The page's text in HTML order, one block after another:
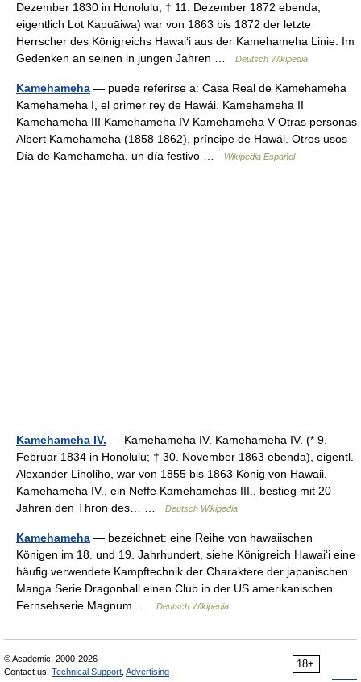
Dezember 1830 in Honolulu; † 11. Dezember 1872 ebenda,
eigentlich Lot Kapuāiwa) war von 1863 bis 1872 der letzte
Herrscher des Königreichs Hawaiʻi aus der Kamehameha Linie. Im
Gedenken an seinen in jungen Jahren …
Deutsch Wikipedia
Kamehameha — puede referirse a: Casa Real de Kamehameha
Kamehameha I, el primer rey de Hawái. Kamehameha II
Kamehameha III Kamehameha IV Kamehameha V Otras personas
Albert Kamehameha (1858 1862), príncipe de Hawái. Otros usos
Día de Kamehameha, un día festivo …
Wikipedia Español
Kamehameha IV. — Kamehameha IV. Kamehameha IV. (* 9.
Februar 1834 in Honolulu; † 30. November 1863 ebenda), eigentl.
Alexander Liholiho, war von 1855 bis 1863 König von Hawaii.
Kamehameha IV., ein Neffe Kamehamehas III., bestieg mit 20
Jahren den Thron des… …
Deutsch Wikipedia
Kamehameha — bezeichnet: eine Reihe von hawaiischen
Königen im 18. und 19. Jahrhundert, siehe Königreich Hawaiʻi eine
häufig verwendete Kampftechnik der Charaktere der japanischen
Manga Serie Dragonball einen Club in der US amerikanischen
Fernsehserie Magnum …
Deutsch Wikipedia
18+
© Academic, 2000-2026
Contact us: Technical Support Advertising